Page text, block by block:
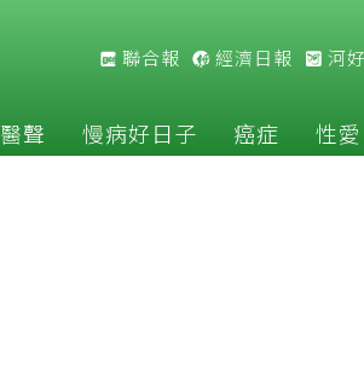
聯合報 經濟日報 河
醫聲 慢病好日子 癌症 性愛